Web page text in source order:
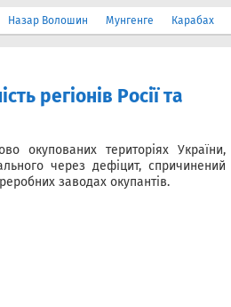
Назар Волошин Мунгенге Карабах
регіонів Росії та
окупованих територіях України,
через дефіцит, спричинений
заводах окупантів.